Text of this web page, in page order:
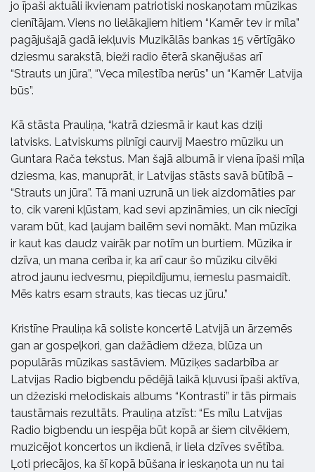
jo īpaši aktuāli ikvienam patriotiski noskaņotam mūzikas
cienītājam. Viens no lielākajiem hitiem “Kamēr tev ir mīla”
pagājušajā gadā iekļuvis Muzikālās bankas 15 vērtīgāko
dziesmu sarakstā, bieži radio ēterā skanējušas arī
“Strauts un jūra”, “Veca mīlestība nerūs” un “Kamēr Latvija
būs”.
Kā stāsta Prauliņa, “katrā dziesmā ir kaut kas dziļi
latvisks. Latviskums pilnīgi caurvij Maestro mūziku un
Guntara Rača tekstus. Man šajā albumā ir viena īpaši mīļa
dziesma, kas, manuprāt, ir Latvijas stāsts savā būtībā –
“Strauts un jūra”. Tā mani uzrunā un liek aizdomāties par
to, cik vareni kļūstam, kad sevi apzināmies, un cik niecīgi
varam būt, kad ļaujam bailēm sevi nomākt. Man mūzika
ir kaut kas daudz vairāk par notīm un burtiem. Mūzika ir
dzīva, un mana cerība ir, ka arī caur šo mūziku cilvēki
atrod jaunu iedvesmu, piepildījumu, iemeslu pasmaidīt.
Mēs katrs esam strauts, kas tiecas uz jūru.”
Kristīne Prauliņa kā soliste koncertē Latvijā un ārzemēs
gan ar gospeļkori, gan dažādiem džeza, blūza un
populārās mūzikas sastāviem. Mūziķes sadarbība ar
Latvijas Radio bigbendu pēdējā laikā kļuvusi īpaši aktīva,
un džeziski melodiskais albums “Kontrasti” ir tās pirmais
taustāmais rezultāts. Prauliņa atzīst: “Es mīlu Latvijas
Radio bigbendu un iespēja būt kopā ar šiem cilvēkiem,
muzicējot koncertos un ikdienā, ir liela dzīves svētība.
Ļoti priecājos, ka šī kopā būšana ir ieskaņota un nu tai